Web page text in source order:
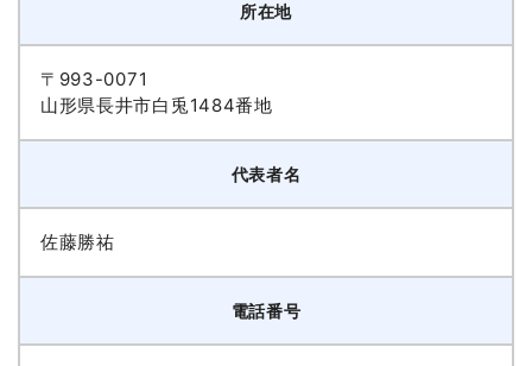
所在地
〒993-0071
山形県長井市白兎1484番地
代表者名
佐藤勝祐
電話番号